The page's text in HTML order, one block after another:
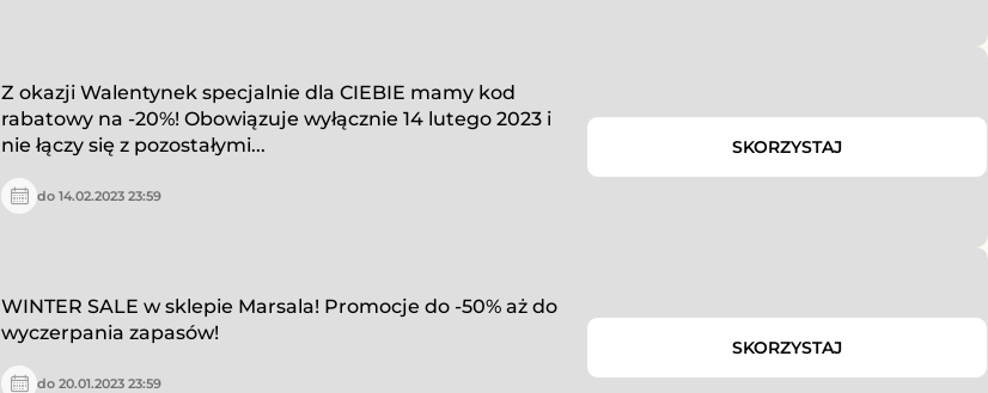
Z okazji Walentynek specjalnie dla CIEBIE mamy kod
rabatowy na -20%! Obowiązuje wyłącznie 14 lutego 2023 i
nie łączy się z pozostałymi...
do 14.02.2023 23:59
SKORZYSTAJ
WINTER SALE w sklepie Marsala! Promocje do -50% aż do
wyczerpania zapasów!
do 20.01.2023 23:59
SKORZYSTAJ